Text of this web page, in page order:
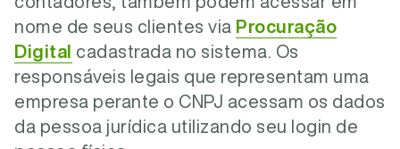
nome de seus clientes via Procuração
Digital cadastrada no sistema. Os
responsáveis legais que representam uma
empresa perante o CNPJ acessam os dados
da pessoa jurídica utilizando seu login de